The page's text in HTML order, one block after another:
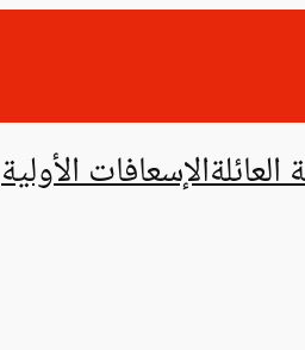
الإسعافات الأولية